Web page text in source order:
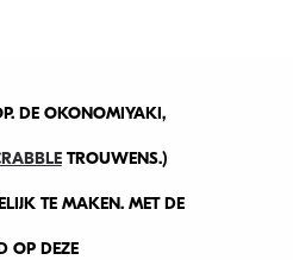
DE OKONOMIYAKI,
TROUWENS.)
TE MAKEN. MET DE
OP DEZE